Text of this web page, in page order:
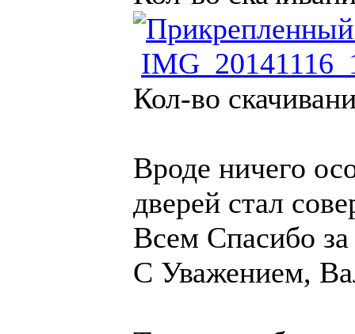
Кол-во
Вроде ничего
дверей стал
Всем Спасибо
С Уважением,